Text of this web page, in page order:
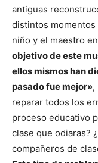
antiguas
distintos
niño y el maestro
objetivo de este
ellos mismos han
pasado fue mejor»,
reparar todos los
proceso educativo
clase que odiaras?
compañeros de